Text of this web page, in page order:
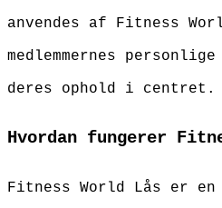
anvendes af Fitness
medlemmernes
deres ophold i centret.
Hvordan fungerer
Fitness World Lås er